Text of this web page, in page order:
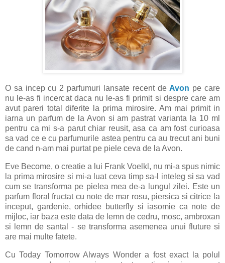
O sa incep cu 2 parfumuri lansate recent de Avon pe care
nu le-as fi incercat daca nu le-as fi primit si despre care am
avut pareri total diferite la prima mirosire. Am mai primit in
iarna un parfum de la Avon si am pastrat varianta la 10 ml
pentru ca mi s-a parut chiar reusit, asa ca am fost curioasa
sa vad ce e cu parfumurile astea pentru ca au trecut ani buni
de cand n-am mai purtat pe piele ceva de la Avon.
Eve Become, o creatie a lui Frank Voelkl, nu mi-a spus nimic
la prima mirosire si mi-a luat ceva timp sa-l inteleg si sa vad
cum se transforma pe pielea mea de-a lungul zilei. Este un
parfum floral fructat cu note de mar rosu, piersica si citrice la
inceput, gardenie, orhidee butterfly si iasomie ca note de
mijloc, iar baza este data de lemn de cedru, mosc, ambroxan
si lemn de santal - se transforma asemenea unui fluture si
are mai multe fatete.
Cu Today Tomorrow Always Wonder a fost exact la polul